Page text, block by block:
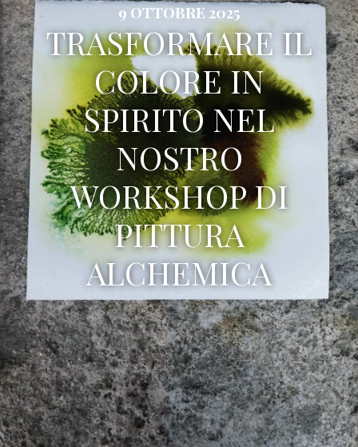
9 OTTOBRE 2025
TRASFORMARE IL
COLORE IN
SPIRITO NEL
NOSTRO
WORKSHOP DI
PITTURA
ALCHEMICA